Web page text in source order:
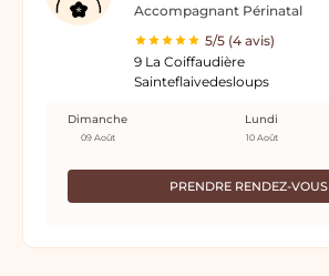
Accompagnant Périnatal
5/5 (4 avis)
9 La Coiffaudière
Sainteflaivedesloups
PRENDRE RENDEZ-VOUS
Dimanche
09 Août
Lundi
10 Août